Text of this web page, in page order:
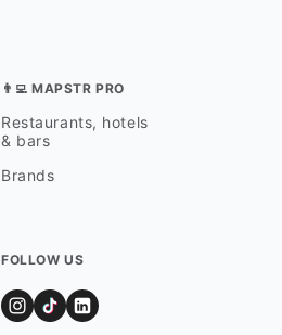
👨‍💻 MAPSTR PRO
Restaurants, hotels
& bars
Brands
FOLLOW US